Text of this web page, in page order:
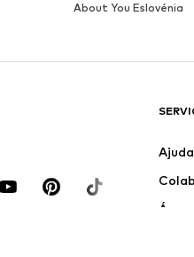
Área
About You Eslovénia